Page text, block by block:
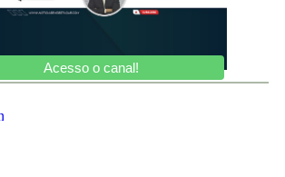
Acesso o canal!